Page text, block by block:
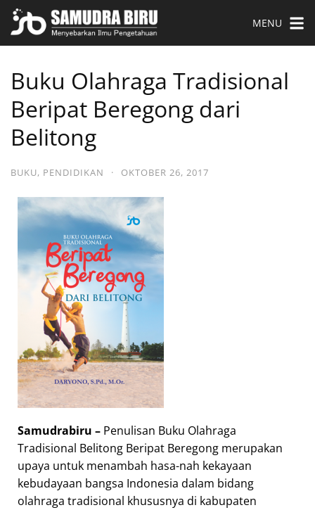
MENU
Buku Olahraga Tradisional
Beripat Beregong dari
Belitong
BUKU, PENDIDIKAN · OKTOBER 26, 2017
Samudrabiru – Penulisan Buku Olahraga
Tradisional Belitong Beripat Beregong merupakan
upaya untuk menambah hasa-nah kekayaan
kebudayaan bangsa Indonesia dalam bidang
olahraga tradisional khususnya di kabupaten